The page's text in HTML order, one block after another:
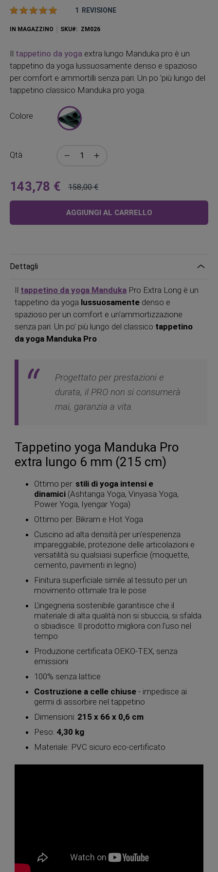
Valutazione: 1 REVISIONE
IN MAGAZZINO SKU ZM026
Il tappetino da yoga extra lungo Manduka pro è un
tappetino da yoga lussuosamente denso e spazioso
per comfort e ammortilli senza pari. Un po 'più lungo del
tappetino classico Manduka pro yoga.
Colore
Qtà
A
partire
143,78 €
Prezzo
regolare
158,00 €
AGGIUNGI AL CARRELLO
Dettagli
Il tappetino da yoga Manduka Pro Extra Long è un
tappetino da yoga lussuosamente denso e
spazioso per un comfort e un'ammortizzazione
senza pari. Un po' più lungo del classico tappetino
da yoga Manduka Pro
Progettato per prestazioni e
durata, il PRO non si consumerà
mai, garanzia a vita.
Tappetino yoga Manduka Pro
extra lungo 6 mm (215 cm)
Ottimo per: stili di yoga intensi e
dinamici (Ashtanga Yoga, Vinyasa Yoga,
Power Yoga, Iyengar Yoga)
Ottimo per: Bikram e Hot Yoga
Cuscino ad alta densità per un'esperienza
impareggiabile, protezione delle articolazioni e
versatilità su qualsiasi superficie (moquette,
cemento, pavimenti in legno)
Finitura superficiale simile al tessuto per un
movimento ottimale tra le pose
L'ingegneria sostenibile garantisce che il
materiale di alta qualità non si sbuccia, si sfalda
o sbiadisce. Il prodotto migliora con l'uso nel
tempo
Produzione certificata OEKO-TEX, senza
emissioni
100% senza lattice
Costruzione a celle chiuse - impedisce ai
germi di assorbire nel tappetino
Dimensioni: 215 x 66 x 0,6 cm
Peso: 4,30 kg
Materiale: PVC sicuro eco-certificato